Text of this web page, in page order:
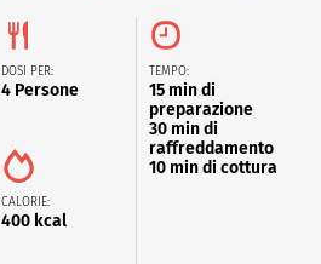
DOSI PER:
4 Persone
CALORIE:
400 kcal
TEMPO:
15 min di
preparazione
30 min di
raffreddamento
10 min di cottura